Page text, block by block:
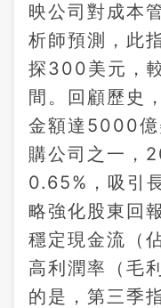
映公司對成本
析師預測，此
探300美元，
間。回顧歷史
金額達5000億
購公司之一，
0.65%，吸引
略強化股東回
穩定現金流（
高利潤率（毛
的是，第三季